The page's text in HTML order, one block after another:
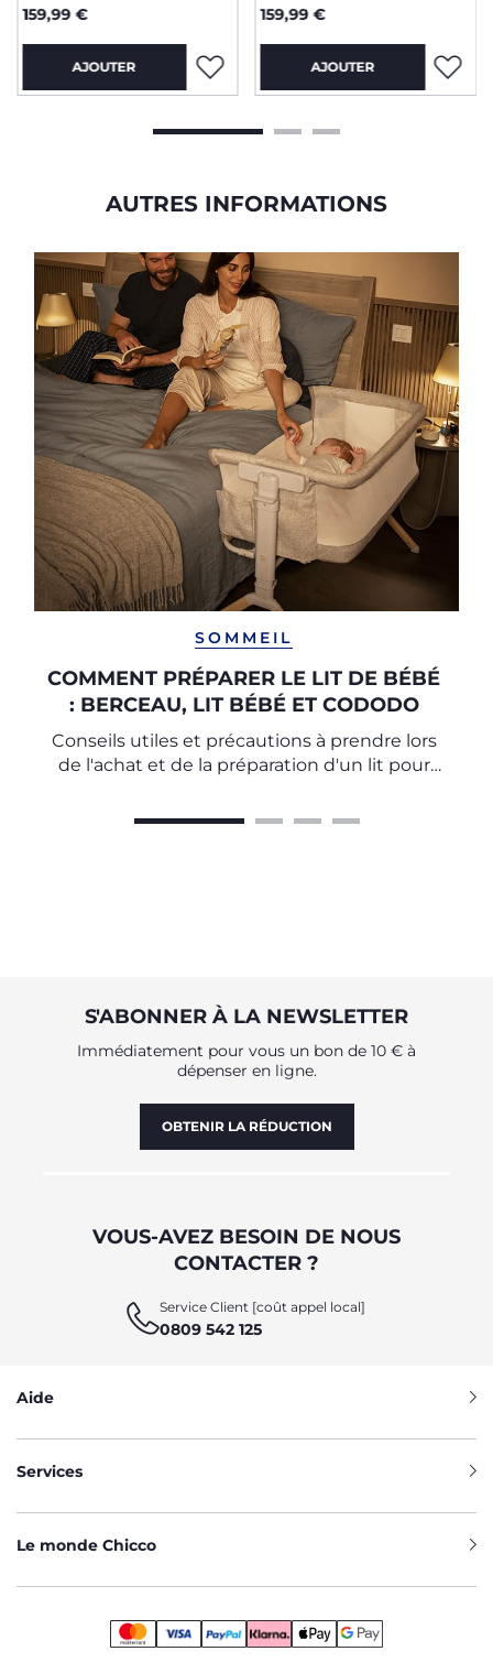
159,99 €
AJOUTER
159,99 €
AJOUTER
AUTRES INFORMATIONS
SOMMEIL
COMMENT PRÉPARER LE LIT DE BÉBÉ
: BERCEAU, LIT BÉBÉ ET CODODO
Conseils utiles et précautions à prendre lors
de l'achat et de la préparation d'un lit pour
S'ABONNER À LA NEWSLETTER
Immédiatement pour vous un bon de 10 € à
dépenser en ligne.
OBTENIR LA RÉDUCTION
VOUS-AVEZ BESOIN DE NOUS
CONTACTER ?
Service Client [coût appel local]
0809 542 125
Aide
Services
Le monde Chicco